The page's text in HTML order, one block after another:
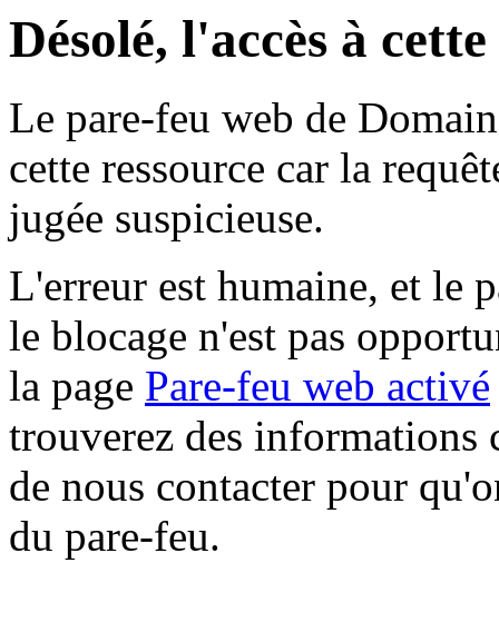
Désolé, l'accès à
Le pare-feu web de
cette ressource car la
jugée suspicieuse.
L'erreur est humaine, et le
le blocage n'est pas
la page Pare-feu web activé
trouverez des informations
de nous contacter pour
du pare-feu.